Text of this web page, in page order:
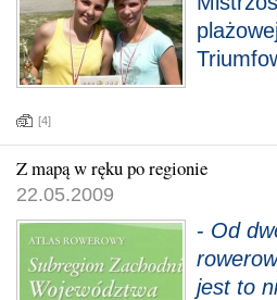
[4]
Z mapą w ręku po regionie
22.05.2009
- Od
jest to